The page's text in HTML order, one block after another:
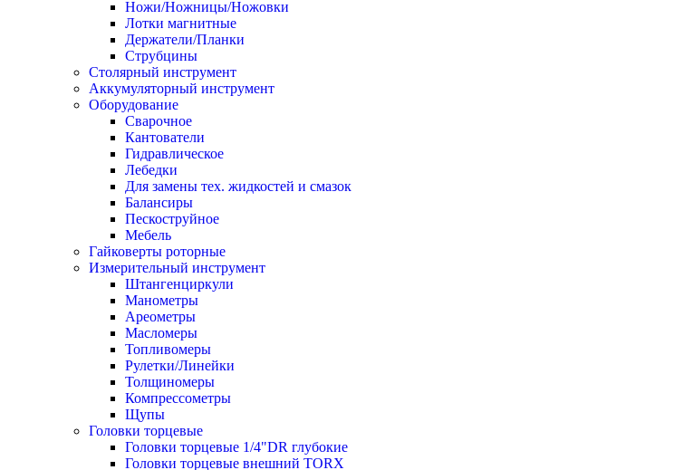
Ножи/Ножницы/Ножовки
Лотки магнитные
Держатели/Планки
Струбцины
Столярный инструмент
Аккумуляторный инструмент
Оборудование
Сварочное
Кантователи
Гидравлическое
Лебедки
Для замены тех. жидкостей и смазок
Балансиры
Пескоструйное
Мебель
Гайковерты роторные
Измерительный инструмент
Штангенциркули
Манометры
Ареометры
Масломеры
Топливомеры
Рулетки/Линейки
Толщиномеры
Компрессометры
Щупы
Головки торцевые
Головки торцевые 1/4"DR глубокие
Головки торцевые внешний TORX